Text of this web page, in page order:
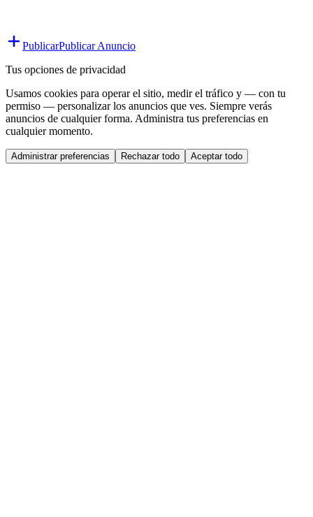
PublicarPublicar Anuncio
Tus opciones de privacidad
Usamos cookies para operar el sitio, medir el tráfico y — con tu
permiso — personalizar los anuncios que ves. Siempre verás
anuncios de cualquier forma. Administra tus preferencias en
cualquier momento.
Administrar preferencias Rechazar todo Aceptar todo